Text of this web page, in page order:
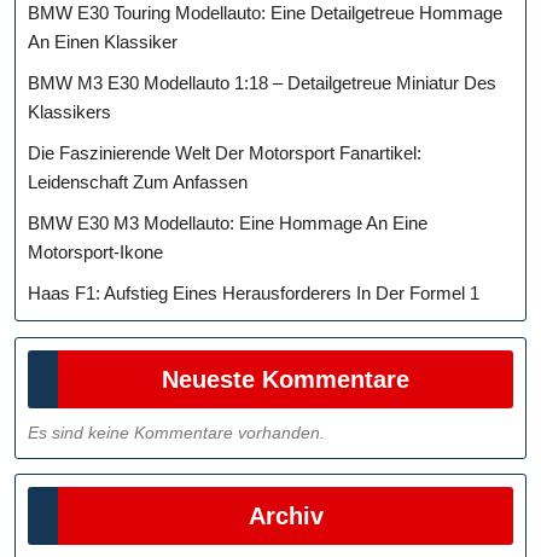
BMW E30 Touring Modellauto: Eine Detailgetreue Hommage
An Einen Klassiker
BMW M3 E30 Modellauto 1:18 – Detailgetreue Miniatur Des
Klassikers
Die Faszinierende Welt Der Motorsport Fanartikel:
Leidenschaft Zum Anfassen
BMW E30 M3 Modellauto: Eine Hommage An Eine
Motorsport-Ikone
Haas F1: Aufstieg Eines Herausforderers In Der Formel 1
Neueste Kommentare
Es sind keine Kommentare vorhanden.
Archiv